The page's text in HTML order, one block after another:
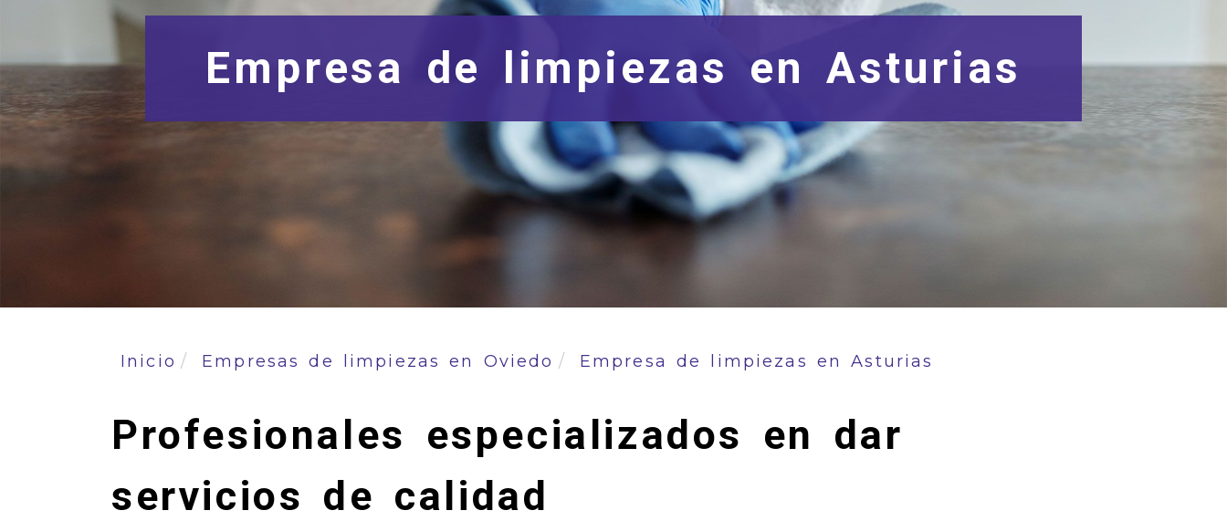
Empresa de limpiezas en Asturias
Inicio Empresas de limpiezas en Oviedo Empresa de limpiezas en Asturias
Profesionales especializados en dar
servicios de calidad